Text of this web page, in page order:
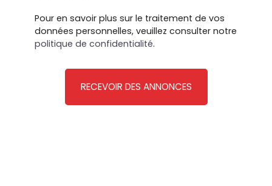
Pour en savoir plus sur le traitement de vos
données personnelles, veuillez consulter notre
politique de confidentialité.
RECEVOIR DES ANNONCES